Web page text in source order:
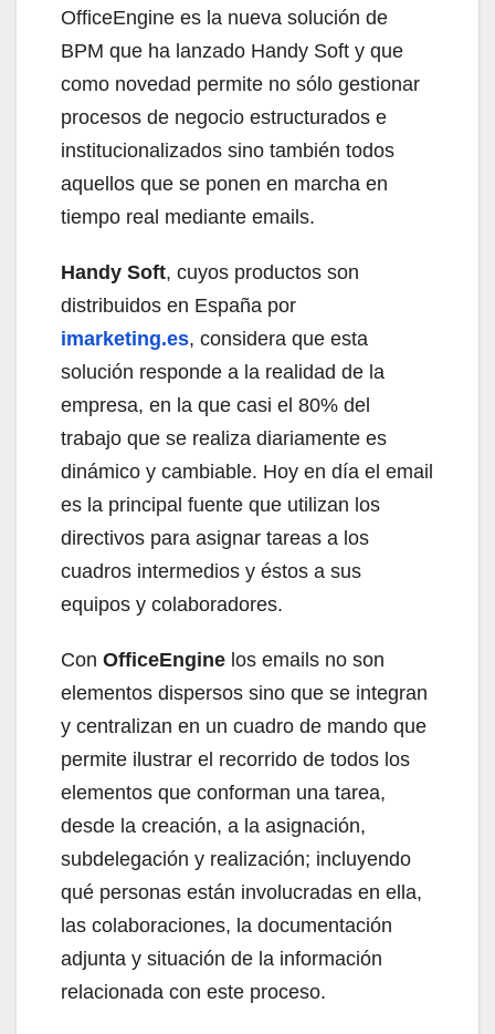
OfficeEngine es la nueva solución de
BPM que ha lanzado Handy Soft y que
como novedad permite no sólo gestionar
procesos de negocio estructurados e
institucionalizados sino también todos
aquellos que se ponen en marcha en
tiempo real mediante emails.
Handy Soft, cuyos productos son
distribuidos en España por
imarketing.es, considera que esta
solución responde a la realidad de la
empresa, en la que casi el 80% del
trabajo que se realiza diariamente es
dinámico y cambiable. Hoy en día el email
es la principal fuente que utilizan los
directivos para asignar tareas a los
cuadros intermedios y éstos a sus
equipos y colaboradores.
Con OfficeEngine los emails no son
elementos dispersos sino que se integran
y centralizan en un cuadro de mando que
permite ilustrar el recorrido de todos los
elementos que conforman una tarea,
desde la creación, a la asignación,
subdelegación y realización; incluyendo
qué personas están involucradas en ella,
las colaboraciones, la documentación
adjunta y situación de la información
relacionada con este proceso.